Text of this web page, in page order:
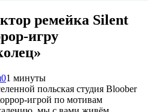
ремейка Silent
игру
01 минуты
польская студия Bloober
игрой по мотивам